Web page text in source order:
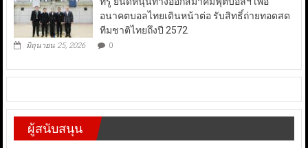
อนาคตบอลไทยเดินหน้าต่อ รับสิทธิ์ถ่ายทอดสด
ทีมชาติไทยถึงปี 2572
มิถุนายน 25, 2026 0
ผู้สนับสนุน